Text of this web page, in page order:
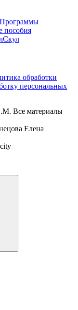
Программы
пособия
обработки
персональных
Все материалы
Елена